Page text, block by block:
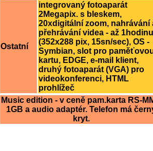
Ostatní
integrovaný fotoaparát
2Megapix. s bleskem,
20xdigitální zoom, nahrávání
přehrávání videa - až
(352x288 pix, 15sn/sec), OS -
Symbian, slot pro
kartu, EDGE, e-mail klient,
druhý fotoaparát (VGA) pro
videokonferenci, HTML
prohlížeč
Music edition - v ceně pam.karta RS-
1GB a audio adaptér. Telefon má
kryt.